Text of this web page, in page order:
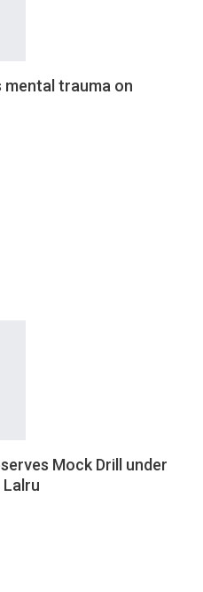
trauma on
Mock Drill under
Lalru